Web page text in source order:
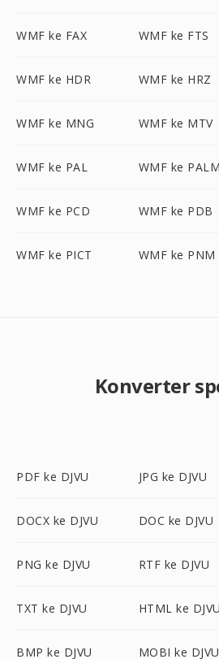
WMF ke FAX WMF ke FTS
WMF ke HDR WMF ke HRZ
WMF ke MNG WMF ke MTV
WMF ke PAL WMF ke PALM
WMF ke PCD WMF ke PDB
WMF ke PICT WMF ke PNM
Konverter
PDF ke DJVU JPG ke DJVU
DOCX ke DJVU DOC ke DJVU
PNG ke DJVU RTF ke DJVU
TXT ke DJVU HTML ke DJVU
BMP ke DJVU MOBI ke DJVU